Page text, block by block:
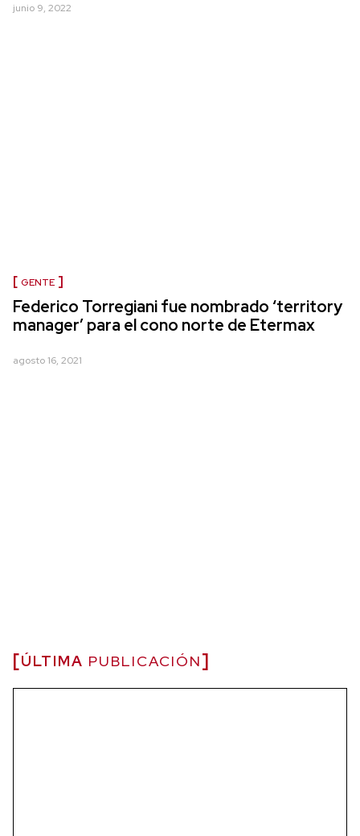
junio 9, 2022
GENTE
Federico Torregiani fue nombrado ‘territory
manager’ para el cono norte de Etermax
agosto 16, 2021
ÚLTIMA PUBLICACIÓN